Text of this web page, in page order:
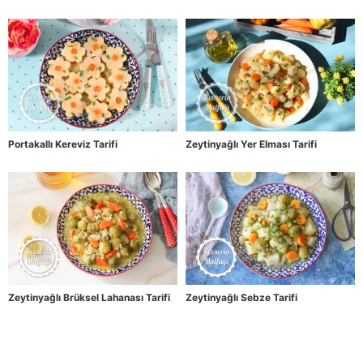
Portakallı Kereviz Tarifi Zeytinyağlı Yer Elması Tarifi
Zeytinyağlı Brüksel Lahanası Tarifi Zeytinyağlı Sebze Tarifi